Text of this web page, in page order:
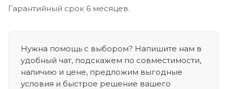
Гарантийный срок 6 месяцев.
Нужна помощь с выбором? Напишите нам в
удобный чат, подскажем по совместимости,
наличию и цене, предложим выгодные
условия и быстрое решение вашего